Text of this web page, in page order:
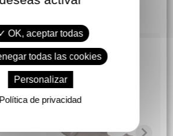
gustarte
OK, aceptar todas
todas las cookies
Personalizar
Política de privacidad